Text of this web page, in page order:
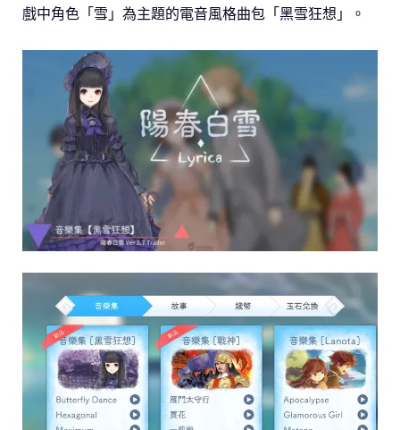
戲中角色「雪」為主題的電音風格曲包「黑雪狂想」。